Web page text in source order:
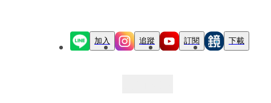
加入 追蹤 訂閱 下載